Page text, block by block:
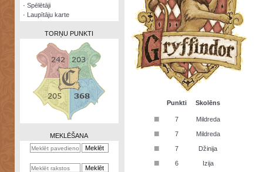
Zināšanu
·Spēlētāji
· Laupītāju karte
TORŅU PUNKTI
MEKLĒŠANA
Punkti Skolēns
■ 7 Mildreda
■ 7 Mildreda
■ 7 Džinija
■ 6 Izija